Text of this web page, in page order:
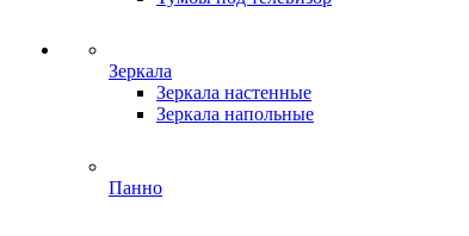
Зеркала
Зеркала настенные
Зеркала напольные
Панно